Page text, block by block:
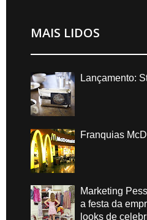
MAIS LIDOS
Lançamento:
Franquias
Marketing
a festa da
looks de